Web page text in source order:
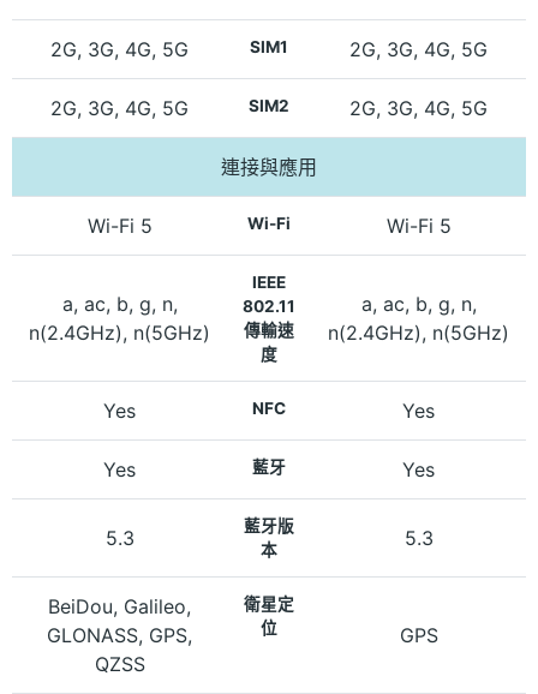
2G, 3G, 4G, 5G SIM1 2G, 3G, 4G, 5G
2G, 3G, 4G, 5G SIM2 2G, 3G, 4G, 5G
連接與應用
Wi-Fi 5 Wi-Fi Wi-Fi 5
a, ac, b, g, n,
n(2.4GHz), n(5GHz)
IEEE
802.11
傳輸速
度
a, ac, b, g, n,
n(2.4GHz), n(5GHz)
Yes NFC Yes
Yes 藍牙 Yes
5.3
藍牙版
本
5.3
BeiDou, Galileo,
GLONASS, GPS,
QZSS
衛星定
位
GPS